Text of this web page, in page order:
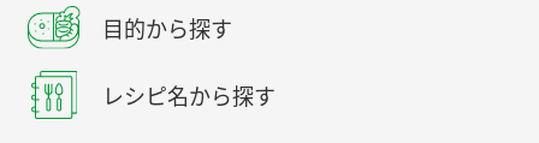
目的から探す
レシピ名から探す